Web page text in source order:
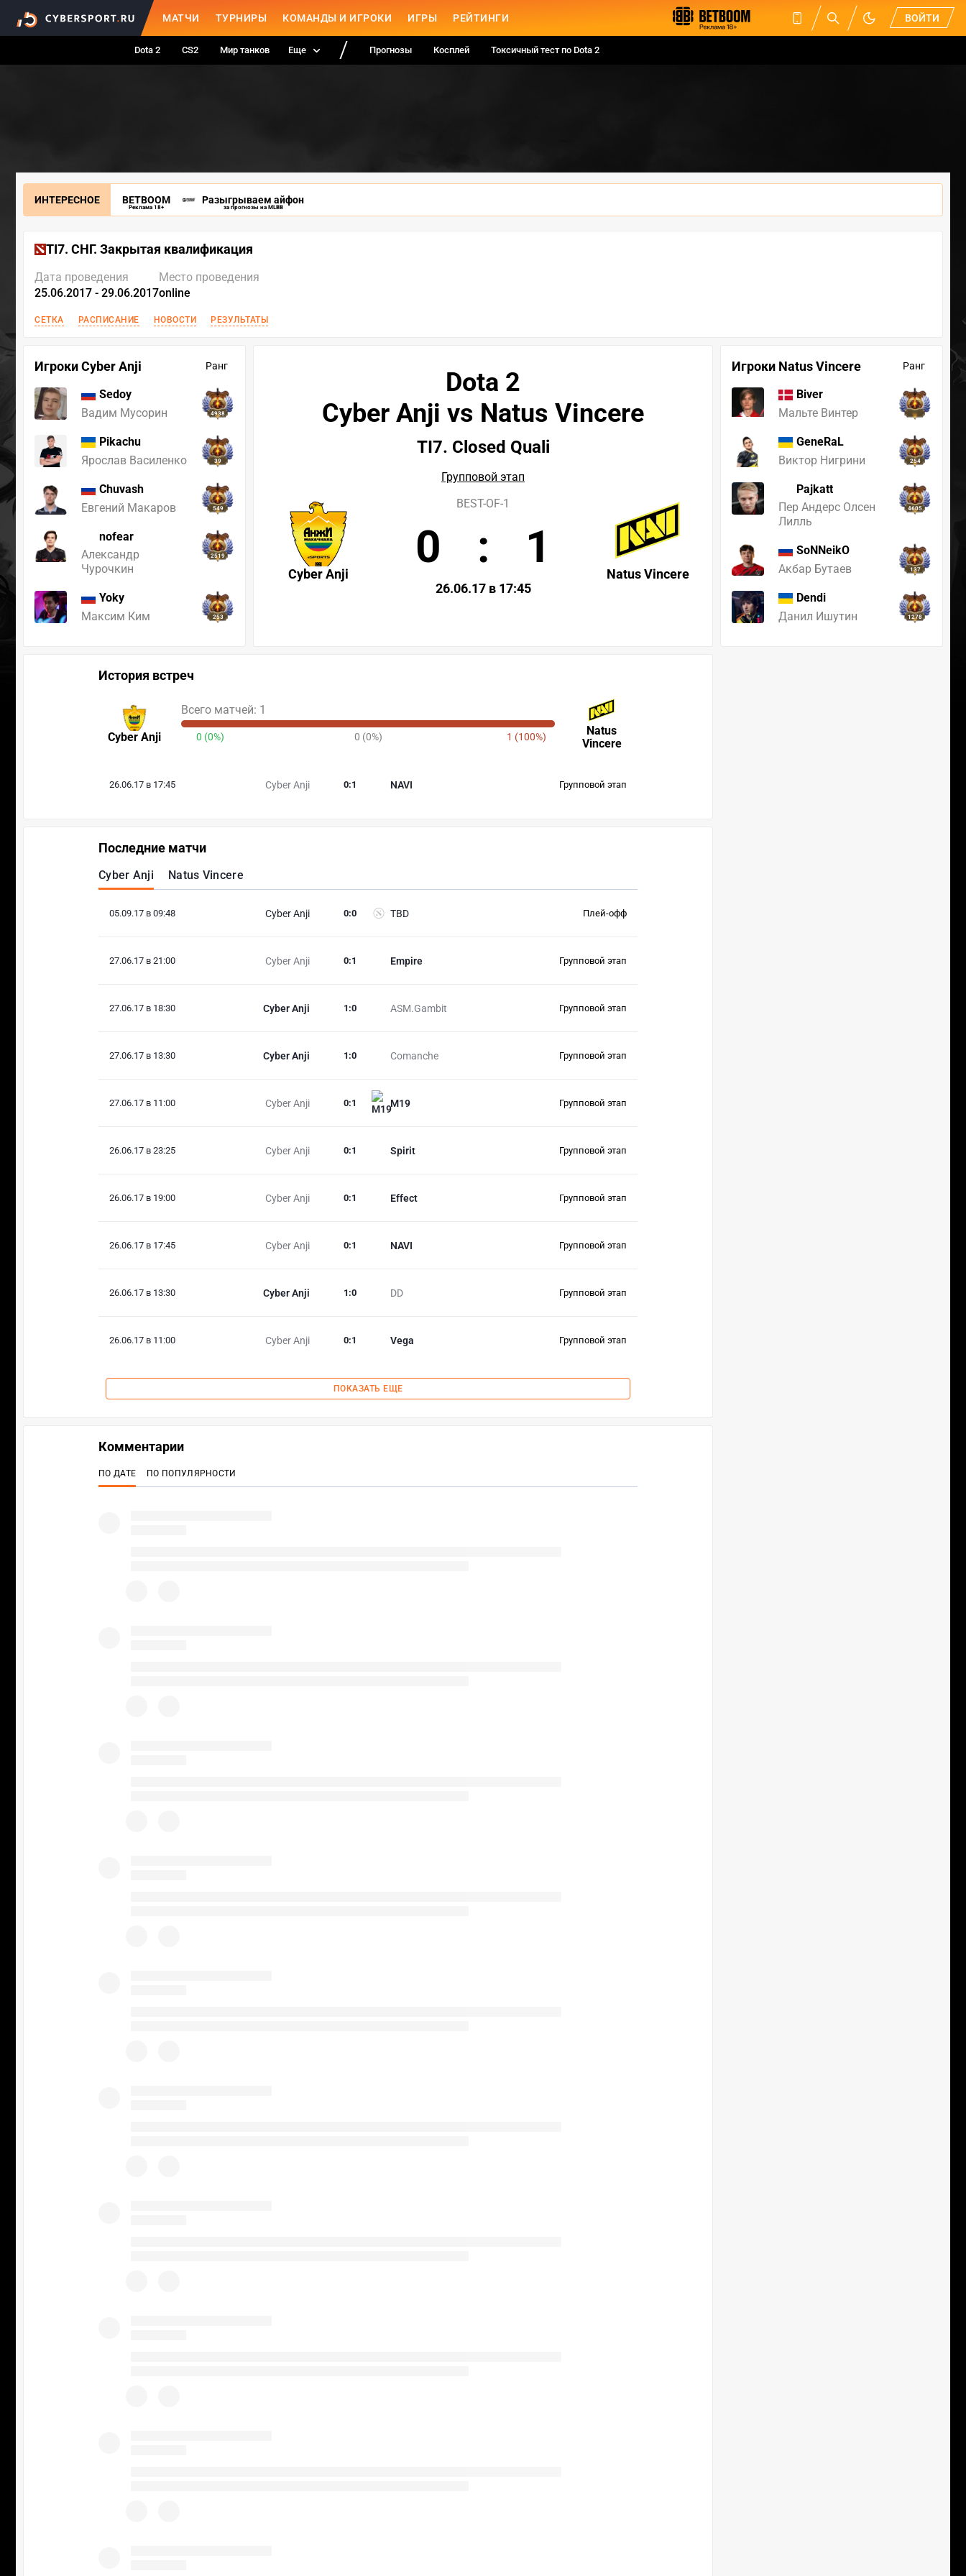
МАТЧИ ТУРНИРЫ КОМАНДЫ И ИГРОКИ ИГРЫ РЕЙТИНГИ ВОЙТИ
Dota 2 CS2 Мир танков Еще Прогнозы Косплей Токсичный тест по Dota 2
ИНТЕРЕСНОЕ BETBOOM
Реклама 18+
Разыгрываем айфон
за прогнозы на MLBB
TI7. СНГ. Закрытая квалификация
Дата проведения
25.06.2017 - 29.06.2017
Место проведения
online
СЕТКА РАСПИСАНИЕ НОВОСТИ РЕЗУЛЬТАТЫ
Игроки Cyber Anji Ранг
Sedoy
Вадим Мусорин
4938
Pikachu
Ярослав Василенко
39
Chuvash
Евгений Макаров
549
nofear
Александр
Чурочкин
2519
Yoky
Максим Ким
253
Игроки Natus Vincere Ранг
Biver
Мальте Винтер
GeneRaL
Виктор Нигрини
254
Pajkatt
Пер Андерс Олсен
Лилль
4605
SoNNeikO
Акбар Бутаев
137
Dendi
Данил Ишутин
1278
Dota 2
Cyber Anji vs Natus Vincere
TI7. Closed Quali
Групповой этап
Cyber Anji Natus Vincere
BEST-OF-1
0 : 1
26.06.17 в 17:45
История встреч
Cyber Anji
Natus
Vincere
Всего матчей: 1
0 (0%) 0 (0%) 1 (100%)
26.06.17 в 17:45 Cyber Anji NAVI
0:1 Групповой этап
Последние матчи
Cyber Anji Natus Vincere
05.09.17 в 09:48 Cyber Anji TBD
0:0 Плей-офф
27.06.17 в 21:00 Cyber Anji Empire
0:1 Групповой этап
27.06.17 в 18:30 Cyber Anji ASM.Gambit
1 :0 Групповой этап
27.06.17 в 13:30 Cyber Anji Comanche
1 :0 Групповой этап
27.06.17 в 11:00 Cyber Anji M19
0:1 Групповой этап
26.06.17 в 23:25 Cyber Anji Spirit
0:1 Групповой этап
26.06.17 в 19:00 Cyber Anji Effect
0:1 Групповой этап
26.06.17 в 17:45 Cyber Anji NAVI
0:1 Групповой этап
26.06.17 в 13:30 Cyber Anji DD
1 :0 Групповой этап
26.06.17 в 11:00 Cyber Anji Vega
0:1 Групповой этап
ПОКАЗАТЬ ЕЩЕ
Комментарии
ПО ДАТЕ ПО ПОПУЛЯРНОСТИ